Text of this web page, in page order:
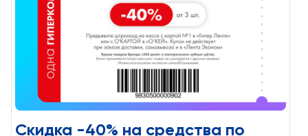
Скидка -40% на средства по